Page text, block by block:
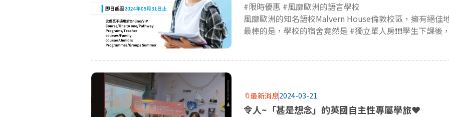
#限時優惠 #風靡歐洲的語言學校
風靡歐洲的知名語校Malvern House倫敦校區，擁有絕佳地理位置和友善親切的校園，多元的課程讓你學習一般英語之餘也能同時學習自己喜歡領域的英語，像
最棒的是，學校的宿舍竟然是 #獨立單人房❗❗❗學生下課後，秒住絕對隱私環境
🔖最新消息2024-03-21
令人~「甚是想念」的英國自主性專屬學旅❤️